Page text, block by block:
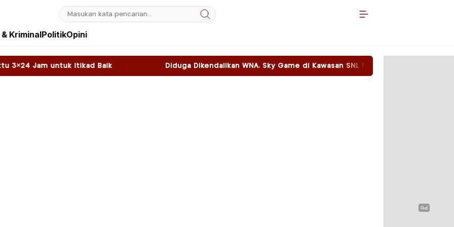
KriminalPolitikOpini
Baik Diduga Dikendalikan WNA, Sky Game di Kawasan SNL Food Beroperasi Dengan Bebas